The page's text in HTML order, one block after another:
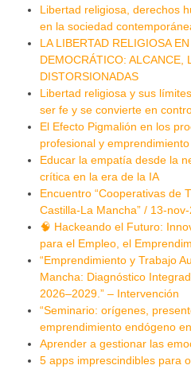
Libertad religiosa, derechos
en la sociedad
LA LIBERTAD RELIGIOSA
DEMOCRÁTICO: ALCANCE,
DISTORSIONADAS
Libertad religiosa y sus
ser fe y se convierte en
El Efecto Pigmalión en los
profesional y emprendimiento
Educar la empatía desde la
crítica en la era de la IA
Encuentro “Cooperativas de
Castilla-La Mancha” / 13-
🧠 Hackeando el Futuro:
para el Empleo, el
“Emprendimiento y Trabajo
Mancha: Diagnóstico
2026–2029.” – Intervención
“Seminario: orígenes,
emprendimiento endógeno
Aprender a gestionar las
5 apps imprescindibles para